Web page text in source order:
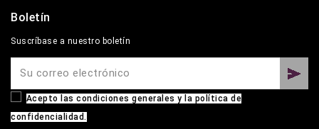
Boletín
Suscríbase a nuestro boletín
Acepto las condiciones generales y la política de
confidencialidad.